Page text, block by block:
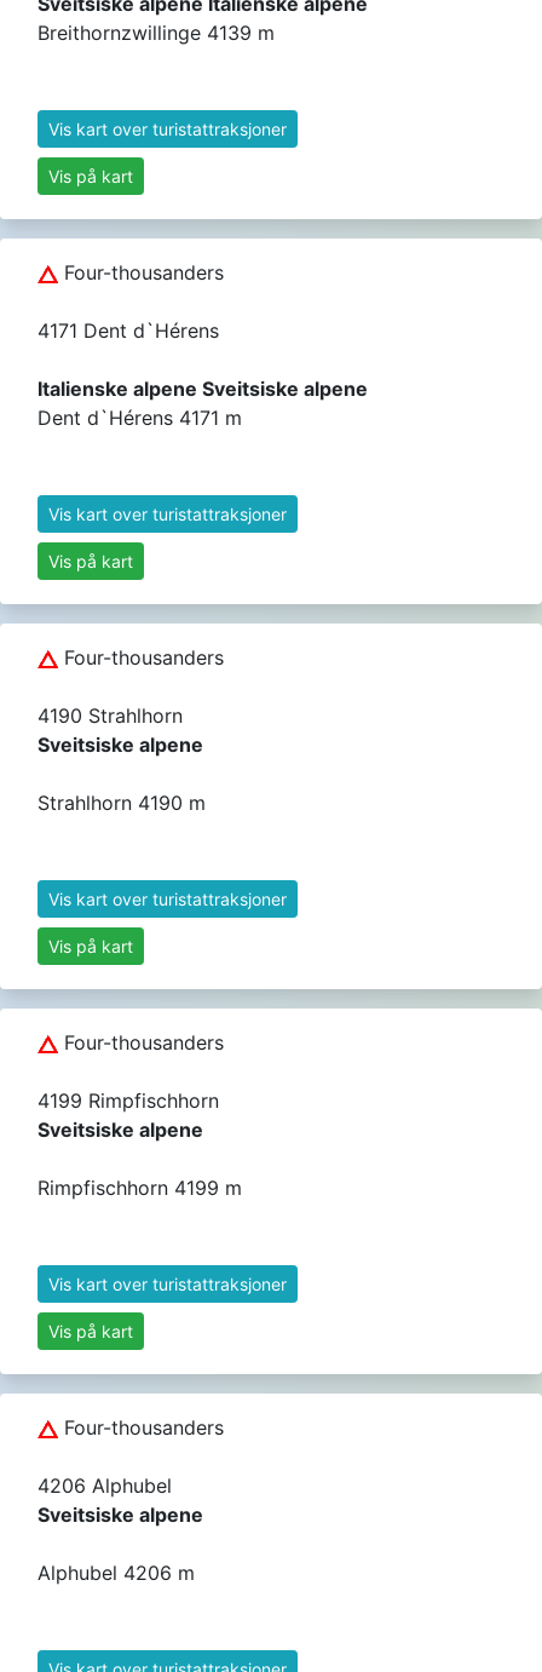
Breithornzwillinge 4139 m
Vis kart over turistattraksjoner
Vis på kart
Four-thousanders
4171 Dent d`Hérens
Italienske alpene Sveitsiske alpene
Dent d`Hérens 4171 m
Vis kart over turistattraksjoner
Vis på kart
Four-thousanders
4190 Strahlhorn
Sveitsiske alpene
Strahlhorn 4190 m
Vis kart over turistattraksjoner
Vis på kart
Four-thousanders
4199 Rimpfischhorn
Sveitsiske alpene
Rimpfischhorn 4199 m
Vis kart over turistattraksjoner
Vis på kart
Four-thousanders
4206 Alphubel
Sveitsiske alpene
Alphubel 4206 m